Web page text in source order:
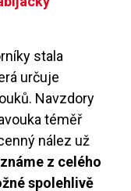
stala
určuje
Navzdory
téměř
nález už
z celého
spolehlivě